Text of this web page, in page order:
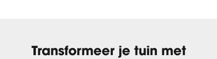
Transformeer je tuin met